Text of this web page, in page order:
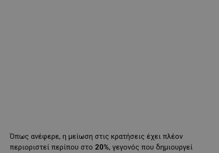
Όπως ανέφερε, η μείωση στις κρατήσεις έχει πλέον
περιοριστεί περίπου στο 20%, γεγονός που δημιουργεί